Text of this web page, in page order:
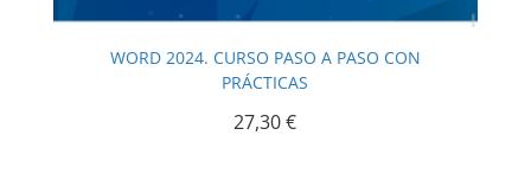
WORD 2024. CURSO PASO A PASO CON
PRÁCTICAS
27,30€